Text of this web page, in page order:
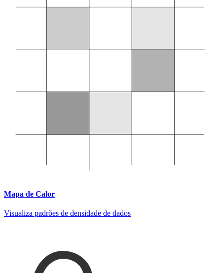
Mapa de Calor
Visualiza padrões de densidade de dados